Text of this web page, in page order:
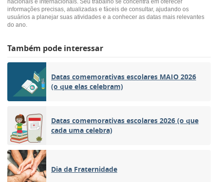
informações precisas, atualizadas e fáceis de consultar, ajudando os
usuários a planejar suas atividades e a conhecer as datas mais relevantes
do ano.
Também pode interessar
Datas comemorativas escolares MAIO 2026
(o que elas celebram)
Datas comemorativas escolares 2026 (o que
cada uma celebra)
Dia da Fraternidade